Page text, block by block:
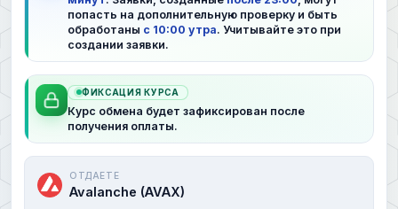
попасть на дополнительную проверку и быть
обработаны с 10:00 утра. Учитывайте это при
создании заявки.
ФИКСАЦИЯ КУРСА
Курс обмена будет зафиксирован после
получения оплаты.
ОТДАЕТЕ
Avalanche (AVAX)